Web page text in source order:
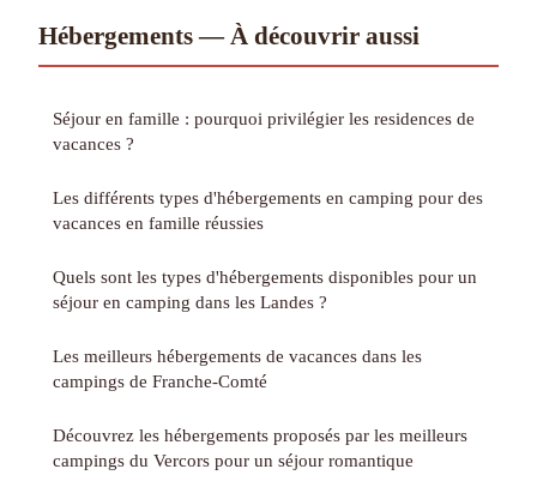
Hébergements — À découvrir aussi
Séjour en famille : pourquoi privilégier les residences de
vacances ?
Les différents types d'hébergements en camping pour des
vacances en famille réussies
Quels sont les types d'hébergements disponibles pour un
séjour en camping dans les Landes ?
Les meilleurs hébergements de vacances dans les
campings de Franche-Comté
Découvrez les hébergements proposés par les meilleurs
campings du Vercors pour un séjour romantique